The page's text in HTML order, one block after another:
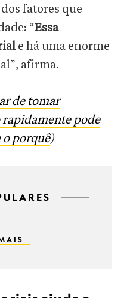
fatores que
“Essa
e há uma enorme
afirma.
de tomar
pode
o porquê)